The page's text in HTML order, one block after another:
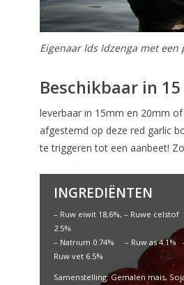
Eigenaar Ids Idzenga met
Beschikbaar in
leverbaar in 15mm en 20mm
afgestemd op deze red garlic
te triggeren tot een aanbeet!
INGREDIËNTEN
– Ruw eiwit 18,6%, – Ruwe celstof
2.5%
– Natrium 0.74% – Ruw as 4.1%
Ruw vet 6.5%
Samenstelling: Gemalen mais,